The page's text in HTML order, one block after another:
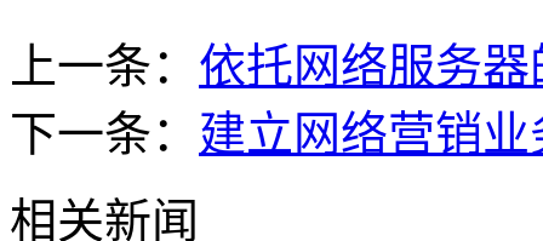
上一条： 依托网络服务
下一条： 建立网络营销
相关新闻